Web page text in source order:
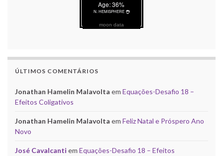
moon data
ÚLTIMOS COMENTÁRIOS
Jonathan Hamelin Malavolta em Equações-Desafio 18 –
Efeitos Coligativos
Jonathan Hamelin Malavolta em Feliz Natal e Próspero Ano
Novo
José Cavalcanti em Equações-Desafio 18 – Efeitos